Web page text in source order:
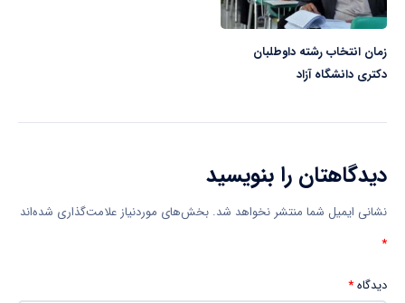
زمان انتخاب رشته داوطلبان
دکتری دانشگاه آزاد
دیدگاهتان را بنویسید
نشانی ایمیل شما منتشر نخواهد شد. بخش‌های موردنیاز علامت‌گذاری شده‌اند
*
دیدگاه*